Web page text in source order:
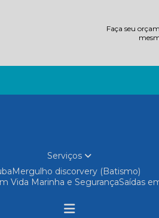
Faça seu
Serviços
Mergulho discorvery (Batismo)
Vida Marinha e Segurança Saídas